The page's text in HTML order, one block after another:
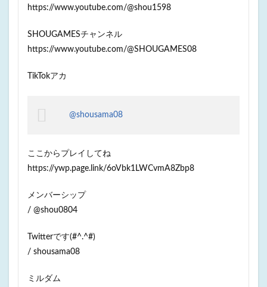
https://www.youtube.com/@shou1598
SHOUGAMESチャンネル
https://www.youtube.com/@SHOUGAMES08
TikTokアカ
@shousama08
ここからプレイしてね
https://ywp.page.link/6oVbk1LWCvmA8Zbp8
メンバーシップ
/ @shou0804
Twitterです(#^.^#)
/ shousama08
ミルダム